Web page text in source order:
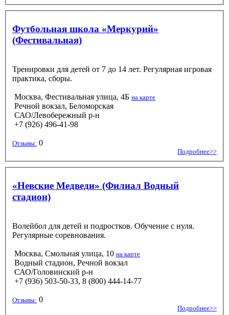
Футбольная школа «Меркурий»
(Фестивальная)
Тренировки для детей от 7 до 14 лет. Регулярная игровая
практика, сборы.
Москва, Фестивальная улица, 4Б на карте
Речной вокзал, Беломорская
САО/Левобережный р-н
+7 (926) 496-41-98
Отзывы: 0
Подробнее>>
«Невские Медведи» (Филиал Водный
стадион)
Волейбол для детей и подростков. Обучение с нуля.
Регулярные соревнования.
Москва, Смольная улица, 10 на карте
Водный стадион, Речной вокзал
САО/Головинский р-н
+7 (936) 503-50-33, 8 (800) 444-14-77
Отзывы: 0
Подробнее>>